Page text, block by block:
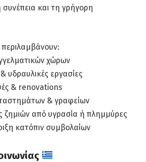
και τη γρήγορη
χώρων
υδραυλικές εργασίες
& renovations
& γραφείων
ζημιών από υγρασία ή πλημμύρες
κατόπιν συμβολαίων